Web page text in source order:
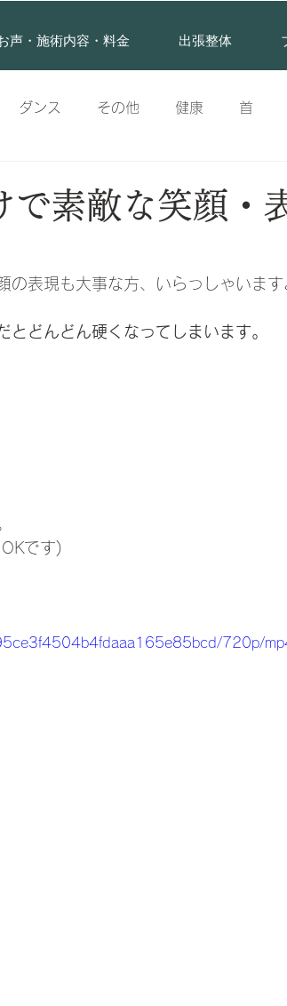
声・施術内容・料金 出張整体
ダンス その他 健康 首
で素敵な笑顔・
の表現も大事な方、いらっしゃいます
とどんどん硬くなってしまいます。
です)
720p/